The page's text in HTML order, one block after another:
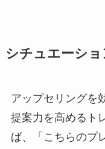
シチュエーショ
アップセリングを
提案力を高めるト
ば、「こちらのプ